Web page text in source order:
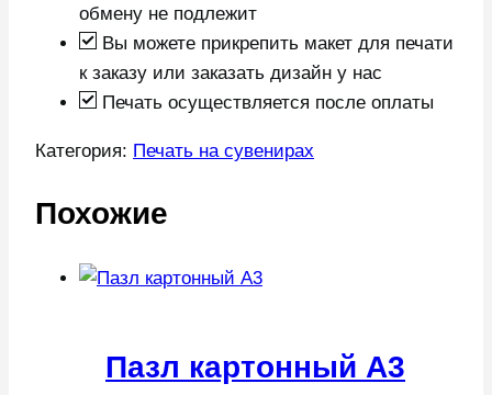
обмену не подлежит
Вы можете прикрепить макет для печати
к заказу или заказать дизайн у нас
Печать осуществляется после оплаты
Категория: Печать на сувенирах
Похожие
Пазл картонный А3